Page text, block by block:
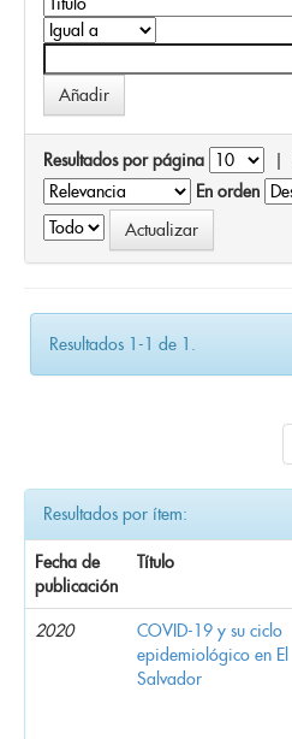
Resultados por página |
En orden
Resultados 1-1 de 1.
Resultados por ítem:
Fecha de
publicación
Título
2020
COVID-19 y su ciclo
epidemiológico en El
Salvador